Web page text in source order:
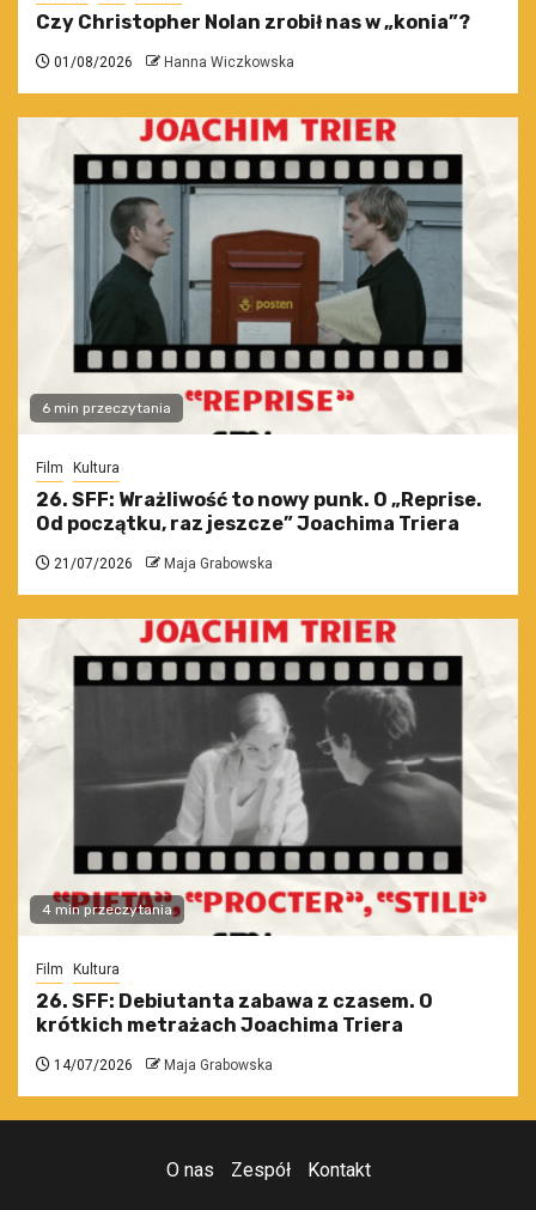
Czy Christopher Nolan zrobił nas w „konia”?
01/08/2026 Hanna Wiczkowska
6 min przeczytania
Film Kultura
26. SFF: Wrażliwość to nowy punk. O „Reprise.
Od początku, raz jeszcze” Joachima Triera
21/07/2026 Maja Grabowska
4 min przeczytania
Film Kultura
26. SFF: Debiutanta zabawa z czasem. O
krótkich metrażach Joachima Triera
14/07/2026 Maja Grabowska
O nas Zespół Kontakt